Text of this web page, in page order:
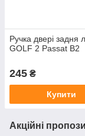
Ручка двері задня
GOLF 2 Passat B2
245 ₴
Купити
Акційні